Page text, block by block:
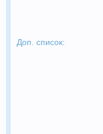
Доп. список: